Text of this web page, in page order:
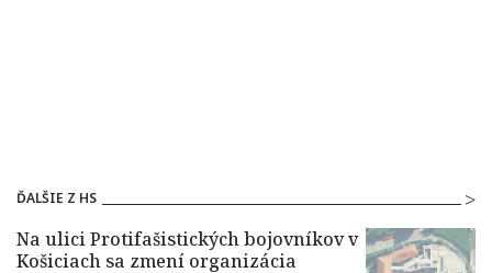
ĎALŠIE Z HS
Na ulici Protifašistických bojovníkov v
Košiciach sa zmení organizácia